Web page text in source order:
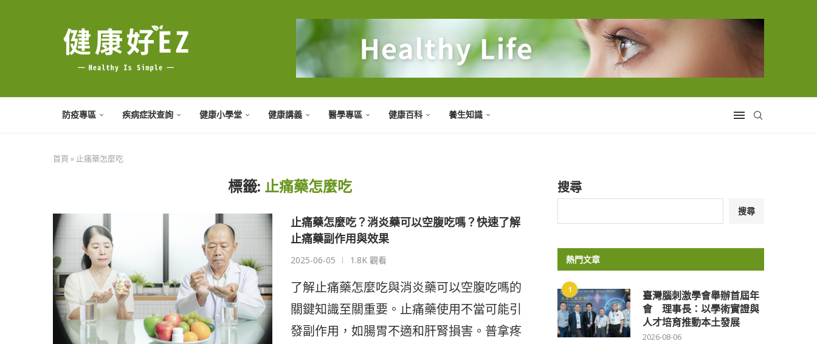
防疫專區 疾病症狀查詢 健康小學堂 健康講義 醫學專區 健康百科 養生知識
首頁 » 止痛藥怎麼吃
標籤: 止痛藥怎麼吃
止痛藥怎麼吃？消炎藥可以空腹吃嗎？快速了解
止痛藥副作用與效果
2025-06-05 1.8K 觀看
了解止痛藥怎麼吃與消炎藥可以空腹吃嗎的
關鍵知識至關重要。止痛藥使用不當可能引
發副作用，如腸胃不適和肝腎損害。普拿疼
搜尋
搜尋
熱門文章
1
臺灣腦刺激學會舉辦首屆年
會 理事長：以學術實證與
人才培育推動本土發展
2026-08-06